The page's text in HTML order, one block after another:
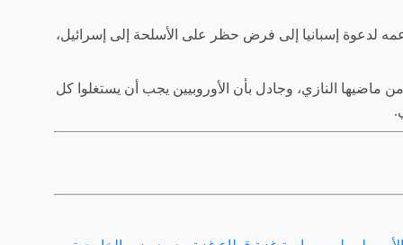
لدعوة إسبانيا إلى فرض حظر على الأسلحة إلى إسرائيل،
من ماضيها النازي، وجادل بأن الأوروبيين يجب أن يستغلوا كل